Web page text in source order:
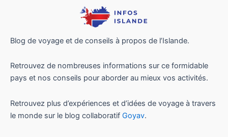
Blog de voyage et de conseils à propos de l’Islande.
Retrouvez de nombreuses informations sur ce formidable
pays et nos conseils pour aborder au mieux vos activités.
Retrouvez plus d’expériences et d’idées de voyage à travers
le monde sur le blog collaboratif Goyav.